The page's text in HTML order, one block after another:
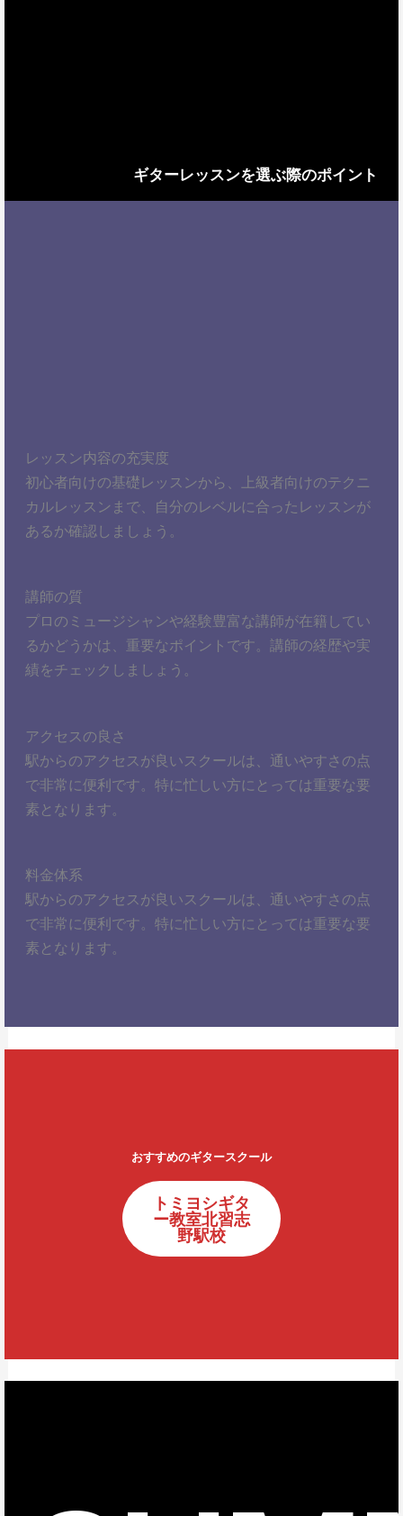
ギターレッスンを選ぶ際のポイント
レッスン内容の充実度
初心者向けの基礎レッスンから、上級者向けのテクニ
カルレッスンまで、自分のレベルに合ったレッスンが
あるか確認しましょう。
講師の質
プロのミュージシャンや経験豊富な講師が在籍してい
るかどうかは、重要なポイントです。講師の経歴や実
績をチェックしましょう。
アクセスの良さ
駅からのアクセスが良いスクールは、通いやすさの点
で非常に便利です。特に忙しい方にとっては重要な要
素となります。
料金体系
駅からのアクセスが良いスクールは、通いやすさの点
で非常に便利です。特に忙しい方にとっては重要な要
素となります。
おすすめのギタースクール
トミヨシギタ
ー教室北習志
野駅校